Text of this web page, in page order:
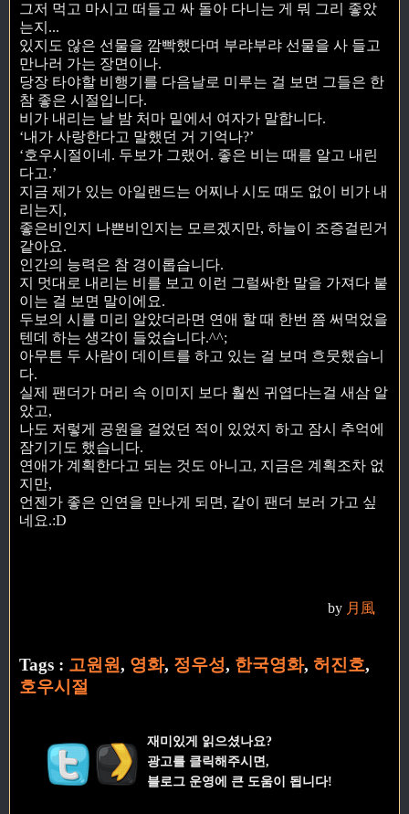
그저 먹고 마시고 떠들고 싸 돌아 다니는 게 뭐 그리 좋았
는지...
있지도 않은 선물을 깜빡했다며 부랴부랴 선물을 사 들고
만나러 가는 장면이나.
당장 타야할 비행기를 다음날로 미루는 걸 보면 그들은 한
참 좋은 시절입니다.
비가 내리는 날 밤 처마 밑에서 여자가 말합니다.
‘내가 사랑한다고 말했던 거 기억나?’
‘호우시절이네. 두보가 그랬어. 좋은 비는 때를 알고 내린
다고.’
지금 제가 있는 아일랜드는 어찌나 시도 때도 없이 비가 내
리는지,
좋은비인지 나쁜비인지는 모르겠지만, 하늘이 조증걸린거
같아요.
인간의 능력은 참 경이롭습니다.
지 멋대로 내리는 비를 보고 이런 그럴싸한 말을 가져다 붙
이는 걸 보면 말이에요.
두보의 시를 미리 알았더라면 연애 할 때 한번 쯤 써먹었을
텐데 하는 생각이 들었습니다.^^;
아무튼 두 사람이 데이트를 하고 있는 걸 보며 흐뭇했습니
다.
실제 팬더가 머리 속 이미지 보다 훨씬 귀엽다는걸 새삼 알
았고,
나도 저렇게 공원을 걸었던 적이 있었지 하고 잠시 추억에
잠기기도 했습니다.
연애가 계획한다고 되는 것도 아니고, 지금은 계획조차 없
지만,
언젠가 좋은 인연을 만나게 되면, 같이 팬더 보러 가고 싶
네요.:D
by 月風
Tags : 고원원, 영화, 정우성, 한국영화, 허진호,
호우시절
재미있게 읽으셨나요?
광고를 클릭해주시면,
블로그 운영에 큰 도움이 됩니다!